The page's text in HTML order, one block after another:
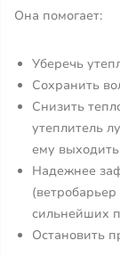
Она помогает:
Уберечь
Сохранить
Снизить
утеплитель
ему
Надежнее
сильнейших
Остановить